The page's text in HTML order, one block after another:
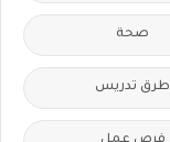
صحة
طرق تدريس